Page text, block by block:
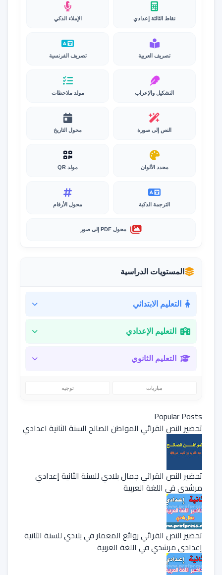
نقاط الثالثة إعدادي الإملاء الذكي
تصريف العربية تصريف الفرنسية
التشكيل والإعراب مولد ملاحظات
النص إلى صورة محول التاريخ
محدد الألوان مولد QR
الترجمة الذكية محول الأرقام
محول PDF إلى صور
المستويات الدراسية
التعليم الابتدائي
التعليم الإعدادي
التعليم الثانوي
مباريات توجيه
Popular Posts
تحضير النص القرائي المواطن الصالح السنة الثانية اعدادي
تحضير النص القرائي جمال بلادي للسنة الثانية إعدادي
مرشدي في اللغة العربية
تحضير النص القرائي روائع المعمار في بلادي للسنة الثانية
إعدادي مرشدي في اللغة العربية